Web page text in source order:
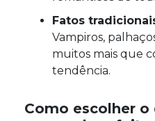
Fatos
Vampiros,
muitos mais que
tendência.
Como escolher